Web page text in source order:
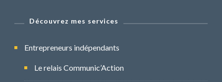
Découvrez mes services
Entrepreneurs indépendants
Le relais Communic’Action